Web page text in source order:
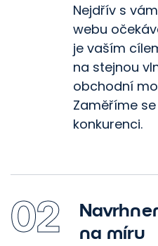
Nejdřív s
webu
je vaším
na stejnou
obchodní
Zaměříme
konkurenci.
02
na míru